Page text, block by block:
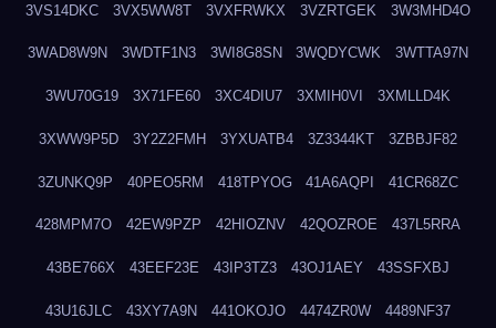
3VS14DKC 3VX5WW8T 3VXFRWKX 3VZRTGEK 3W3MHD4O
3WAD8W9N 3WDTF1N3 3WI8G8SN 3WQDYCWK 3WTTA97N
3WU70G19 3X71FE60 3XC4DIU7 3XMIH0VI 3XMLLD4K
3XWW9P5D 3Y2Z2FMH 3YXUATB4 3Z3344KT 3ZBBJF82
3ZUNKQ9P 40PEO5RM 418TPYOG 41A6AQPI 41CR68ZC
428MPM7O 42EW9PZP 42HIOZNV 42QOZROE 437L5RRA
43BE766X 43EEF23E 43IP3TZ3 43OJ1AEY 43SSFXBJ
43U16JLC 43XY7A9N 441OKOJO 4474ZR0W 4489NF37